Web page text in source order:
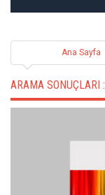
Ana Sayfa
ARAMA SONUÇLARI :